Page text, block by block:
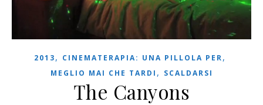
2013, CINEMATERAPIA: UNA PILLOLA PER,
MEGLIO MAI CHE TARDI , SCALDARSI
The Canyons